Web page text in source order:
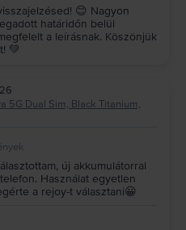
😊 Nagyon
határidőn belül
a leírásnak. Köszönjük
💚
5G Dual Sim, Black Titanium,
új akkumulátorral
Használat egyetlen
a rejoy-t választani😀